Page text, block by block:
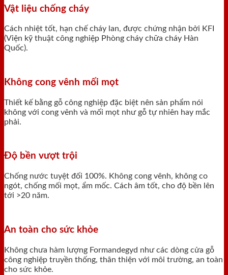
Vật liệu chống cháy
Cách nhiệt tốt, hạn chế cháy lan, được chứng nhận bởi KFI
(Viện kỹ thuật công nghiệp Phòng cháy chữa cháy Hàn
Quốc).
Không cong vênh mối mọt
Thiết kế bằng gỗ công nghiệp đặc biệt nên sản phẩm nói
không với cong vênh và mối mọt như gỗ tự nhiên hay mắc
phải.
Độ bền vượt trội
Chống nước tuyệt đối 100%. Không cong vênh, không co
ngót, chống mối mọt, ẩm mốc. Cách âm tốt, cho độ bền lên
tới >20 năm.
An toàn cho sức khỏe
Không chưa hàm lượng Formandegyd như các dòng cửa gỗ
công nghiệp truyền thống, thân thiện với môi trường, an toàn
cho sức khỏe.